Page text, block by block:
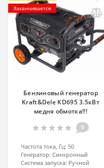
Заканчивается
Бензиновый генератор
Kraft&Dele KD695 3.5кВт
медня обмотка!!!
0
Частота тока, Гц: 50
Генератор: Синхронный
Система запуска: Ручной